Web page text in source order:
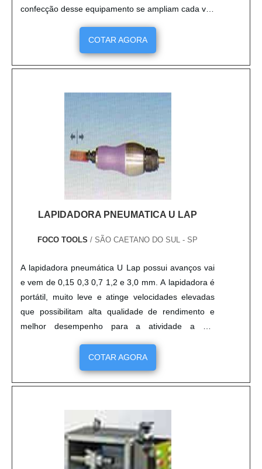
confecção desse equipamento se ampliam cada vez
mais no mercado, expandindo-se para diversos
segmentos de máquinas industriais conversoras. A
funcionalidade do equipamento é direcionada
principalmente para: Equipamentos de embalagens;
COTAR AGORA
LAPIDADORA PNEUMATICA U LAP
FOCO TOOLS / SÃO CAETANO DO SUL - SP
A lapidadora pneumática U Lap possui avanços vai
e vem de 0,15 0,3 0,7 1,2 e 3,0 mm. A lapidadora é
portátil, muito leve e atinge velocidades elevadas
que possibilitam alta qualidade de rendimento e
melhor desempenho para a atividade a ser
realizada, seja qual for. A marca U-Lap de
lapidadora confere qualidade, além de uma maior
durabilidade ao produto, que tem alto rendimento e
boa relação de custo benefício para o comprador.
COTAR AGORA